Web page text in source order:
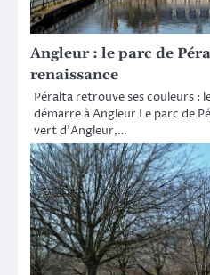
Angleur : le parc de
renaissance
Péralta retrouve ses couleurs :
démarre à Angleur Le parc de
vert d’Angleur,…